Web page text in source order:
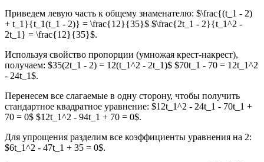
Приведем левую часть к общему знаменателю: $\frac{(t_1 - 2)
+ t_1}{t_1(t_1 - 2)} = \frac{12}{35}$ $\frac{2t_1 - 2}{t_1^2 -
2t_1} = \frac{12}{35}$.
Используя свойство пропорции (умножая крест-накрест),
получаем: $35(2t_1 - 2) = 12(t_1^2 - 2t_1)$ $70t_1 - 70 = 12t_1^2
- 24t_1$.
Перенесем все слагаемые в одну сторону, чтобы получить
стандартное квадратное уравнение: $12t_1^2 - 24t_1 - 70t_1 +
70 = 0$ $12t_1^2 - 94t_1 + 70 = 0$.
Для упрощения разделим все коэффициенты уравнения на 2:
$6t_1^2 - 47t_1 + 35 = 0$.